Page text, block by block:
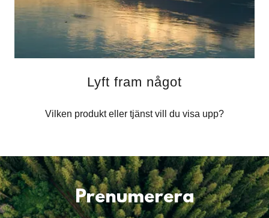
Lyft fram något
Vilken produkt eller tjänst vill du visa upp?
Prenumerera